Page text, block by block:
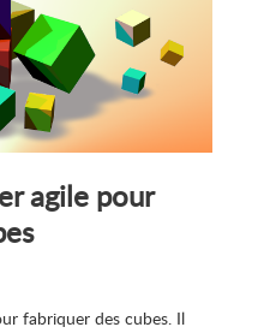
agile pour
fabriquer des cubes. Il